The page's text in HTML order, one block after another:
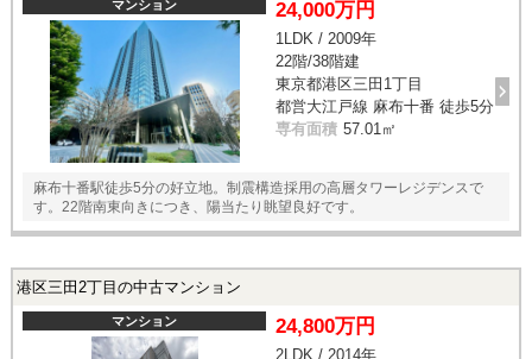
マンション 24,000万円
1LDK / 2009年
22階/38階建
東京都港区三田1丁目
都営大江戸線 麻布十番 徒歩5分
専有面積 57.01㎡
麻布十番駅徒歩5分の好立地。制震構造採用の高層タワーレジデンスで
す。22階南東向きにつき、陽当たり眺望良好です。
港区三田2丁目の中古マンション
マンション 24,800万円
2LDK / 2014年